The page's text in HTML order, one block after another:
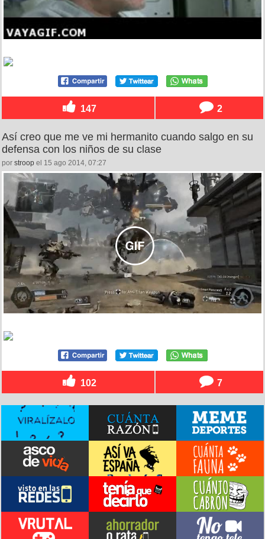
147 2
Así creo que me ve mi hermanito cuando salgo en su
defensa con los niños de su clase
por stroop el 15 ago 2014, 07:27
102 7